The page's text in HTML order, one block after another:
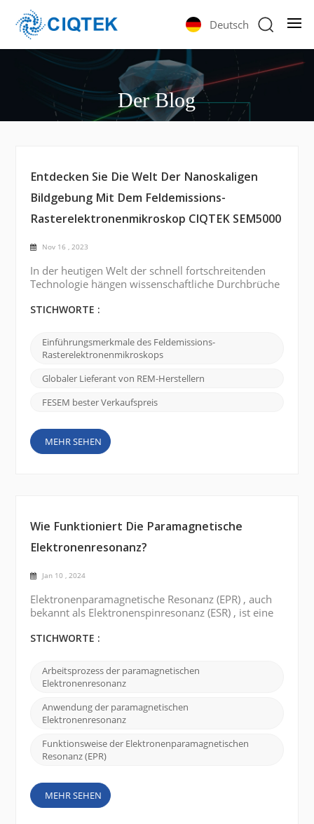
Deutsch
Der Blog
Entdecken Sie Die Welt Der Nanoskaligen
Bildgebung Mit Dem Feldemissions-
Rasterelektronenmikroskop CIQTEK SEM5000
Nov 16 , 2023
In der heutigen Welt der schnell fortschreitenden
Technologie hängen wissenschaftliche Durchbrüche
Materialien in kleinsten Maßstäben zu visualisieren
erheblicher Bedeutung ist das Feldemissions-
Rasterelektronenmikroskop (FE SEM), und das
CIQTEK SEM5000 zeichnet sich durch seine
überlegenen Bildgebungsfähigkeiten un...
STICHWORTE :
Einführungsmerkmale des Feldemissions-
Rasterelektronenmikroskops
Globaler Lieferant von REM-Herstellern
FESEM bester Verkaufspreis
MEHR SEHEN
Wie Funktioniert Die Paramagnetische
Elektronenresonanz?
Jan 10 , 2024
Elektronenparamagnetische Resonanz (EPR) , auch
bekannt als Elektronenspinresonanz (ESR) , ist eine
Eigenschaften von Materialien, die ungepaarte
wie die paramagnetische Elektronenresonanz
funktioniert : Ungepaarte Elektronen: Viele
organische Radikale,...
STICHWORTE :
Arbeitsprozess der paramagnetischen
Elektronenresonanz
Anwendung der paramagnetischen
Elektronenresonanz
Funktionsweise der Elektronenparamagnetischen
Resonanz (EPR)
MEHR SEHEN